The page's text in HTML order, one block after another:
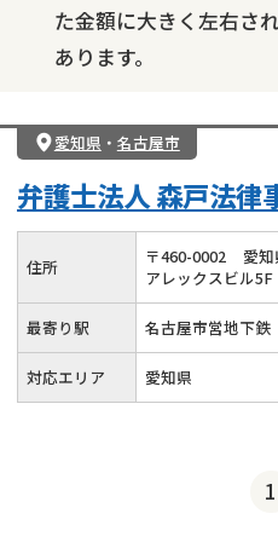
た金額に大きく左右さ
あります。
愛知県 ・ 名古屋市
弁護士法人 森戸法律
住所 〒460-0002
愛
アレックスビル5F
最寄り駅 名古屋市営地下鉄
対応エリア 愛知県
1